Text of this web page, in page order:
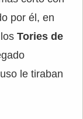
por él, en
Tories de
le tiraban